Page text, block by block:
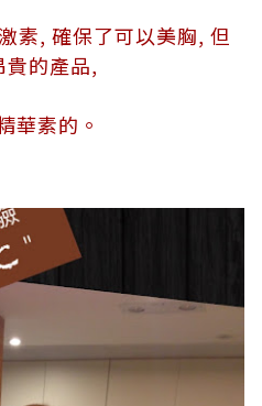
素, 確保了可以美胸, 但
貴的產品,
華素的。